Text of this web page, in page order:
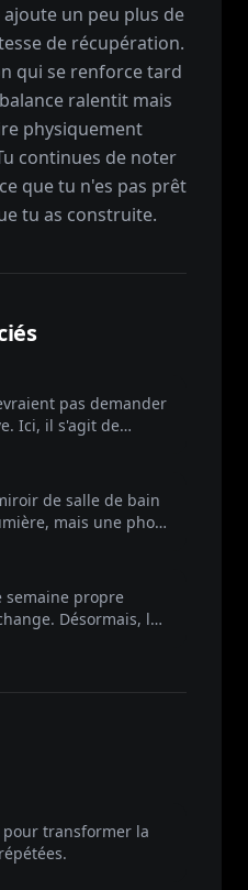
un peu plus de
de récupération.
qui se renforce tard
ralentit mais
physiquement
continues de noter
que tu n'es pas prêt
tu as construite.
pas demander
Ici, il s'agit de
de salle de bain
mais une photo
semaine propre
Désormais, le
transformer la